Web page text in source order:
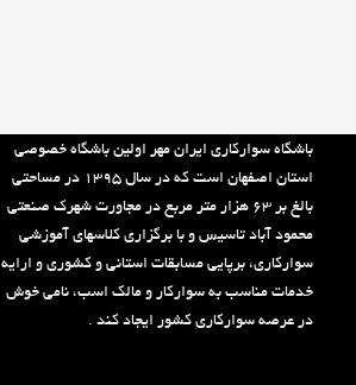
باشگاه سوارکاری ایران مهر اولین باشگاه خصوصی
استان اصفهان است که در سال ۱۳۹۵ در مساحتی
بالغ بر ۶۳ هزار متر مربع در مجاورت شهرک صنعتی
محمود آباد تاسیس و با برگزاری کلاسهای آموزشی
سوارکاری، برپایی مسابقات استانی و کشوری و ارایه
خدمات مناسب به سوارکار و مالک اسب، نامی خوش
در عرصه سوارکاری کشور ایجاد کند .